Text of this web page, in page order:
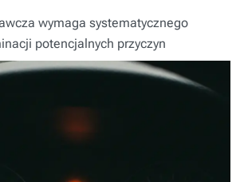
wymaga systematycznego
potencjalnych przyczyn